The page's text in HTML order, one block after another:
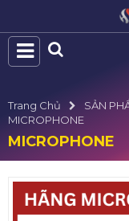
Trang Chủ SẢN
MICROPHONE
MICROPHONE